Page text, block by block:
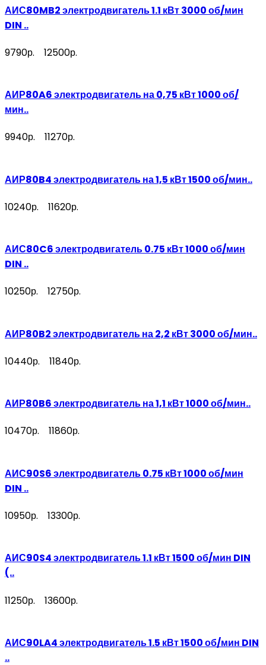
АИС80MB2 электродвигатель 1.1 кВт 3000 об/мин
DIN ..
9790р. 12500р.
АИР80A6 электродвигатель на 0,75 кВт 1000 об/
мин..
9940р. 11270р.
АИР80B4 электродвигатель на 1,5 кВт 1500 об/мин..
10240р. 11620р.
АИС80C6 электродвигатель 0.75 кВт 1000 об/мин
DIN ..
10250р. 12750р.
АИР80B2 электродвигатель на 2,2 кВт 3000 об/мин..
10440р. 11840р.
АИР80B6 электродвигатель на 1,1 кВт 1000 об/мин..
10470р. 11860р.
АИС90S6 электродвигатель 0.75 кВт 1000 об/мин
DIN ..
10950р. 13300р.
АИС90S4 электродвигатель 1.1 кВт 1500 об/мин DIN
(..
11250р. 13600р.
АИС90LA4 электродвигатель 1.5 кВт 1500 об/мин DIN
..